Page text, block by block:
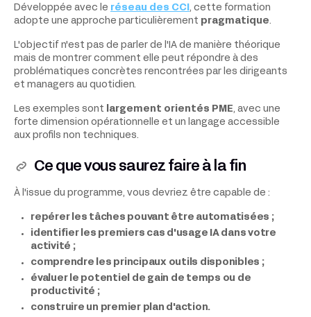
Développée avec le réseau des CCI , cette formation
adopte une approche particulièrement pragmatique.
L'objectif n'est pas de parler de l'IA de manière théorique
mais de montrer comment elle peut répondre à des
problématiques concrètes rencontrées par les dirigeants
et managers au quotidien.
Les exemples sont largement orientés PME, avec une
forte dimension opérationnelle et un langage accessible
aux profils non techniques.
Ce que vous saurez faire à la fin
À l'issue du programme, vous devriez être capable de :
repérer les tâches pouvant être automatisées ;
identifier les premiers cas d'usage IA dans votre
activité ;
comprendre les principaux outils disponibles ;
évaluer le potentiel de gain de temps ou de
productivité ;
construire un premier plan d'action.